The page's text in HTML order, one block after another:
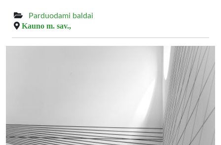
Parduodami baldai
Kauno m. sav.,